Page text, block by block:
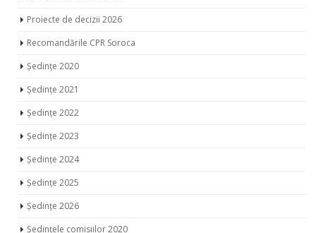
Ședințele comisiilor 2022
Ședințele comisiilor 2023
Ședințele comisiilor 2024
Ședințele comisiilor 2025
Ședințele comisiilor 2026
Sinteza ședințelor
Proiecte de decizii 2018
Proiecte de decizii 2019
Proiecte propuse în dezbateri publice
Ședințele 2019